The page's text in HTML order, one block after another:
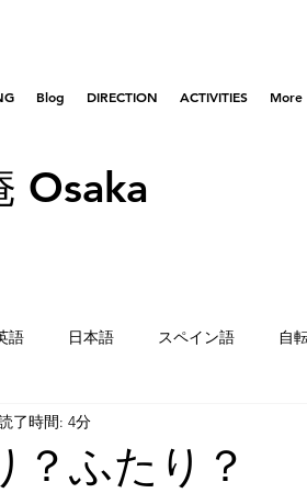
Blog DIRECTION ACTIVITIES More
Osaka
語 日本語 スペイン語 自
ム 東京
？ふたり？
了時間: 4分